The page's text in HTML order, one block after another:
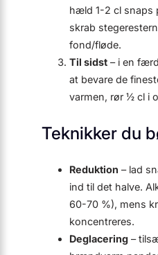
hæld 1-2 cl snaps
skrab
fond/fløde.
Til sidst – i en
at bevare de
varmen, rør ½ cl i
Teknikker du
Reduktion – lad
ind til det halve.
60-70 %), mens
koncentreres.
Deglacering –